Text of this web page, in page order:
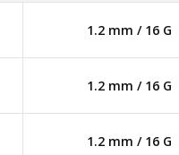
1.2 mm / 16 G
1.2 mm / 16 G
1.2 mm / 16 G